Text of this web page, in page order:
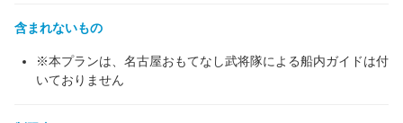
含まれないもの
※本プランは、名古屋おもてなし武将隊による船内ガイドは付
いておりません